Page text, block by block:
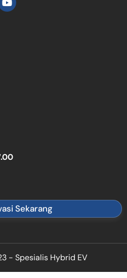
Sekarang
- Spesialis Hybrid EV